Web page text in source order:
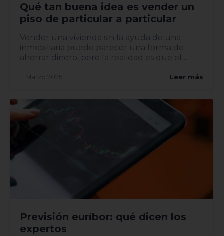
Qué tan buena idea es vender un
piso de particular a particular
Vender una vivienda sin la ayuda de una
inmobiliaria puede parecer una forma de
ahorrar dinero, pero la realidad es que el
11 Marzo 2025 Leer más
Previsión euríbor: qué dicen los
expertos